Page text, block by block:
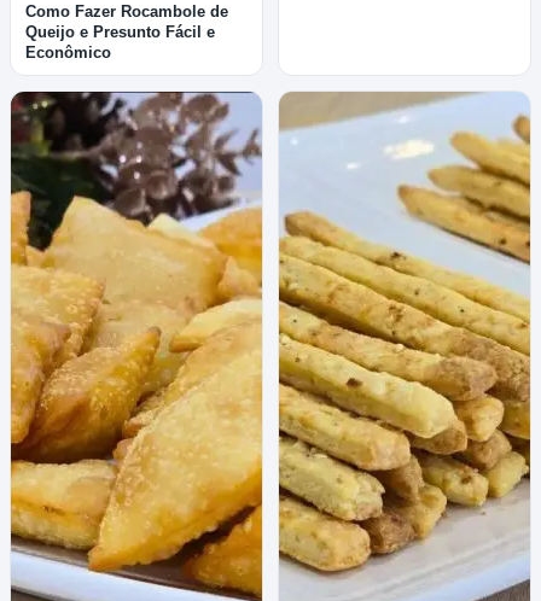
Como Fazer Rocambole de
Queijo e Presunto Fácil e
Econômico